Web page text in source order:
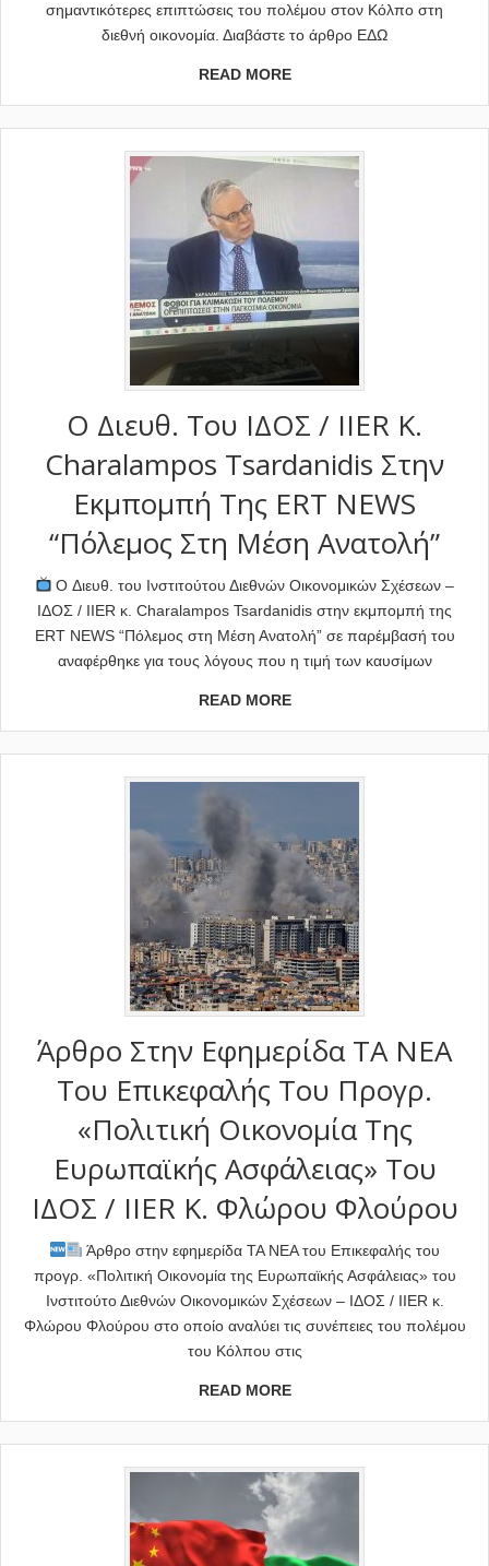
σημαντικότερες επιπτώσεις του πολέμου στον Κόλπο στη
διεθνή οικονομία. Διαβάστε το άρθρο ΕΔΩ
READ MORE
O Διευθ. Του ΙΔΟΣ / IIER Κ.
Charalampos Tsardanidis Στην
Εκμπομπή Της ERT NEWS
“Πόλεμος Στη Μέση Ανατολή”
O Διευθ. του Ινστιτούτου Διεθνών Οικονομικών Σχέσεων –
ΙΔΟΣ / IIER κ. Charalampos Tsardanidis στην εκμπομπή της
ERT NEWS “Πόλεμος στη Μέση Ανατολή” σε παρέμβασή του
αναφέρθηκε για τους λόγους που η τιμή των καυσίμων
READ MORE
Άρθρο Στην Εφημερίδα TA NEA
Του Επικεφαλής Του Προγρ.
«Πολιτική Οικονομία Της
Ευρωπαϊκής Ασφάλειας» Του
ΙΔΟΣ / IIER Κ. Φλώρου Φλούρου
Άρθρο στην εφημερίδα TA NEA του Επικεφαλής του
προγρ. «Πολιτική Οικονομία της Ευρωπαϊκής Ασφάλειας» του
Ινστιτούτο Διεθνών Οικονομικών Σχέσεων – ΙΔΟΣ / IIER κ.
Φλώρου Φλούρου στο οποίο αναλύει τις συνέπειες του πολέμου
του Κόλπου στις
READ MORE